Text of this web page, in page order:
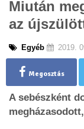
Miután
az
Egyéb 2019.
Megosztás
A sebészként